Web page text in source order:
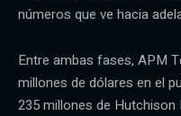
números que ve hacia
Entre ambas fases, APM
millones de dólares en el
235 millones de Hutchison